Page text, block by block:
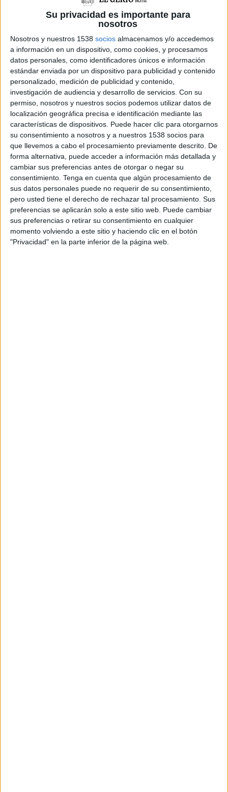
Su privacidad es importante para
nosotros
Nosotros y nuestros 1538 socios almacenamos y/o accedemos
a información en un dispositivo, como cookies, y procesamos
datos personales, como identificadores únicos e información
estándar enviada por un dispositivo para publicidad y contenido
personalizado, medición de publicidad y contenido,
investigación de audiencia y desarrollo de servicios. Con su
permiso, nosotros y nuestros socios podemos utilizar datos de
localización geográfica precisa e identificación mediante las
características de dispositivos. Puede hacer clic para otorgarnos
su consentimiento a nosotros y a nuestros 1538 socios para
que llevemos a cabo el procesamiento previamente descrito. De
forma alternativa, puede acceder a información más detallada y
cambiar sus preferencias antes de otorgar o negar su
consentimiento. Tenga en cuenta que algún procesamiento de
sus datos personales puede no requerir de su consentimiento,
pero usted tiene el derecho de rechazar tal procesamiento. Sus
preferencias se aplicarán solo a este sitio web. Puede cambiar
sus preferencias o retirar su consentimiento en cualquier
momento volviendo a este sitio y haciendo clic en el botón
"Privacidad" en la parte inferior de la página web.
La campanya s’ha iniciat avui divendres, a les 12
del migdia, amb la difusió del vídeo a través de
les xarxes socials i webs deVisit Rosesi de
Ajuntament de Roses. Editat en4 idiomes
(català, castellà, anglès i francès), serà també
l’element central de les accions promocionals i
de comunicació que l’Àrea de Turisme
desenvoluparà al llarg de les properes
setmanes arreu de l’Estati alsud de França.